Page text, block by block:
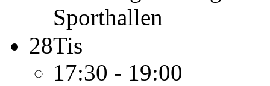
Sporthallen
28Tis
17:30 - 19:00